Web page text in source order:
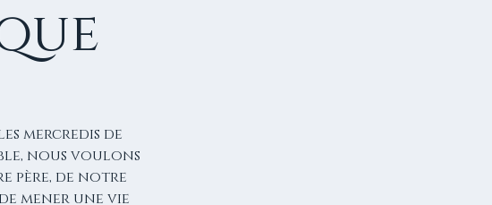
mercredis de
nous voulons
père, de notre
mener une vie